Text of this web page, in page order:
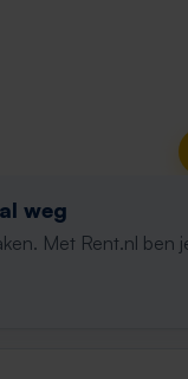
weg
Met Rent.nl ben